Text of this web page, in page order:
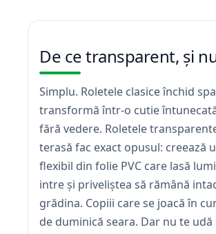
De ce transparent, și
Simplu. Roletele clasice închid
transformă într-o cutie
fără vedere. Roletele
terasă fac exact opusul: creează
flexibil din folie PVC care lasă
intre și priveliștea să rămână
grădina. Copiii care se joacă în
de duminică seara. Dar nu te udă